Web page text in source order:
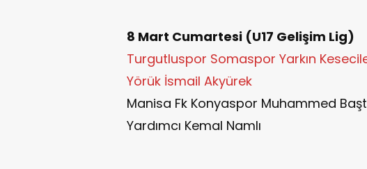
8 Mart Cumartesi (U17 Gelişim Lig)
Turgutluspor Somaspor Yarkın
Yörük İsmail Akyürek
Manisa Fk Konyaspor Muhammed
Yardımcı Kemal Namlı